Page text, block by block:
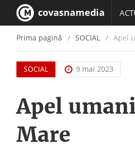
covasnamedia
Prima pagină SOCIAL Apel
SOCIAL 9 mai 2023
Apel
Mare